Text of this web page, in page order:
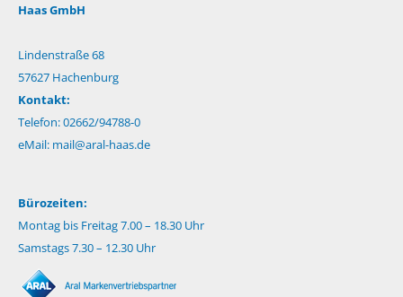
Haas GmbH
Lindenstraße 68
57627 Hachenburg
Kontakt:
Telefon: 02662/94788-0
eMail: mail@aral-haas.de
Bürozeiten:
Montag bis Freitag 7.00 – 18.30 Uhr
Samstags 7.30 – 12.30 Uhr